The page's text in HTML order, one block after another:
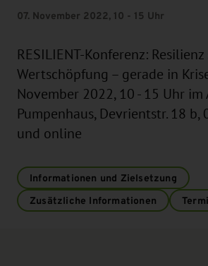
07. November 2022, 10 - 15 Uhr
RESILIENT-Konferenz:
Wertschöpfung – gerade in
November 2022, 10 - 15 Uhr im
Pumpenhaus, Devrientstr. 18 b,
und online
Informationen und Zielsetzung
Zusätzliche Informationen